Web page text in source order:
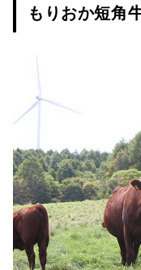
もりおか短角